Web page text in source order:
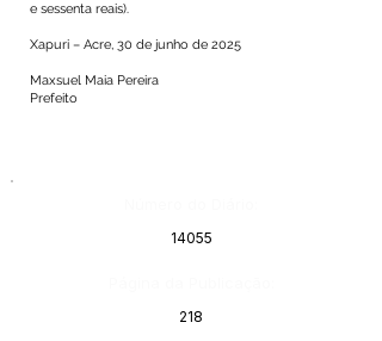
e sessenta reais).
Xapuri – Acre, 30 de junho de 2025
Maxsuel Maia Pereira
Prefeito
14055
218